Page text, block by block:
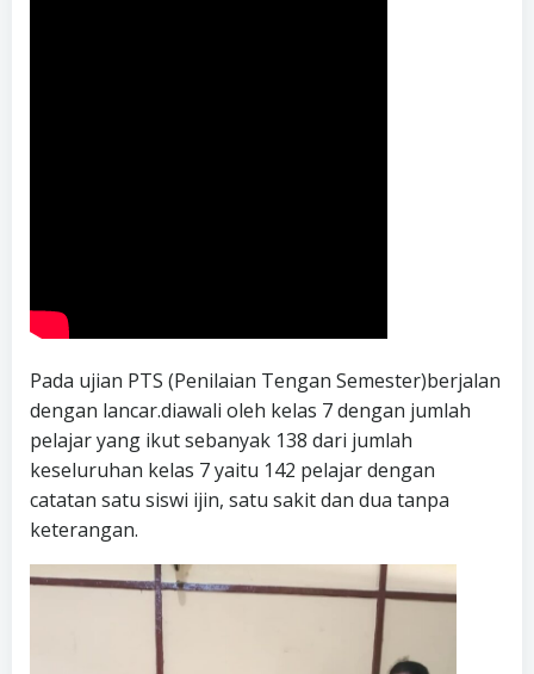
Pada ujian PTS (Penilaian Tengan Semester)berjalan
dengan lancar.diawali oleh kelas 7 dengan jumlah
pelajar yang ikut sebanyak 138 dari jumlah
keseluruhan kelas 7 yaitu 142 pelajar dengan
catatan satu siswi ijin, satu sakit dan dua tanpa
keterangan.